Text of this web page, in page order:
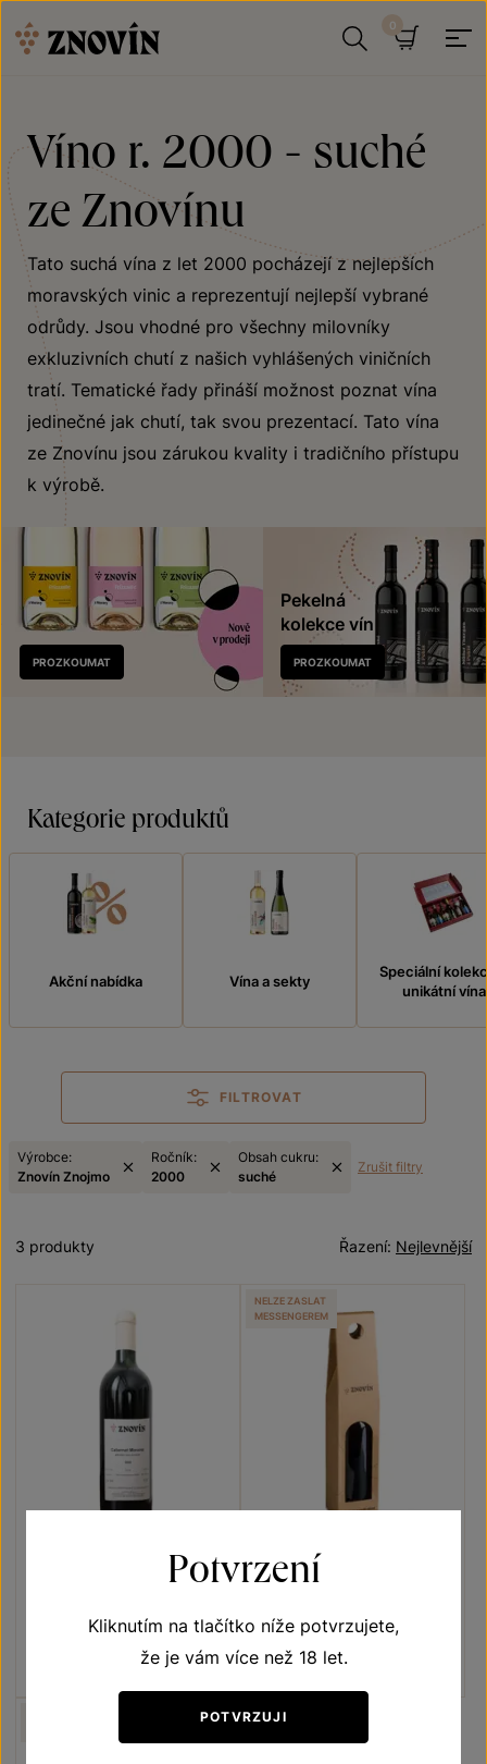
Víno r. 2000 - suché
ze Znovínu
Tato suchá vína z let 2000 pocházejí z nejlepších
moravských vinic a reprezentují nejlepší vybrané
odrůdy. Jsou vhodné pro všechny milovníky
exkluzivních chutí z našich vyhlášených viničních
tratí. Tematické řady přináší možnost poznat vína
jedinečné jak chutí, tak svou prezentací. Tato vína
ze Znovínu jsou zárukou kvality i tradičního přístupu
k výrobě.
Nově
v prodeji
PROZKOUMAT
Pekelná
kolekce vín
PROZKOUMAT
Kategorie produktů
Akční nabídka Vína a sekty
Speciální
unikátní vína
FILTROVAT
Výrobce:
Znovín Znojmo
Ročník:
2000
Obsah cukru:
suché
Zrušit filtry
Nejlevnější
Řazení:
3 produkty
Cabernet Moravia
jakostní víno 2000
Šarže 104
Svatovavřinecké
jakostní víno 2000
Šarže 106
NELZE ZASLAT
MESSENGEREM
Potvrzení
Kliknutím na tlačítko níže potvrzujete,
že je vám více než 18 let.
POTVRZUJI